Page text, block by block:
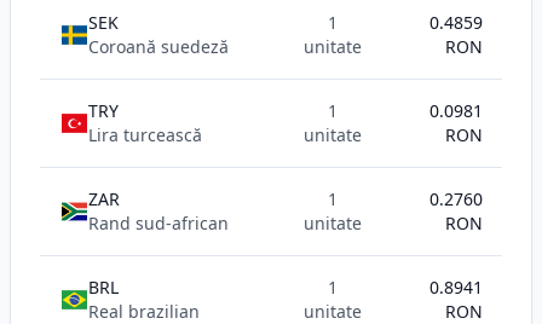
SEK
Coroană suedeză
1
unitate
0.4859
RON
TRY
Lira turcească
1
unitate
0.0981
RON
ZAR
Rand sud-african
1
unitate
0.2760
RON
BRL
Real brazilian
1
unitate
0.8941
RON